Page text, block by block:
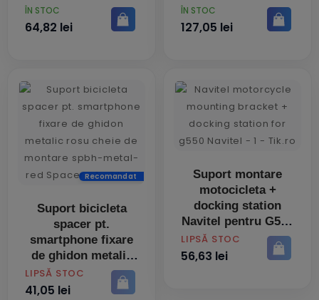
semnalizare led
prin telecomanda si
PRET
ÎN STOC
64,82 lei
PRET
ÎN STOC
127,05 lei
Recomandat
Suport bicicleta
spacer pt.
smartphone fixare
de ghidon metalic
rosu cheie de
montare spbh-
PRET
LIPSĂ STOC
41,05 lei
Suport montare
motocicleta +
docking station
Navitel pentru G550
PRET
LIPSĂ STOC
56,63 lei